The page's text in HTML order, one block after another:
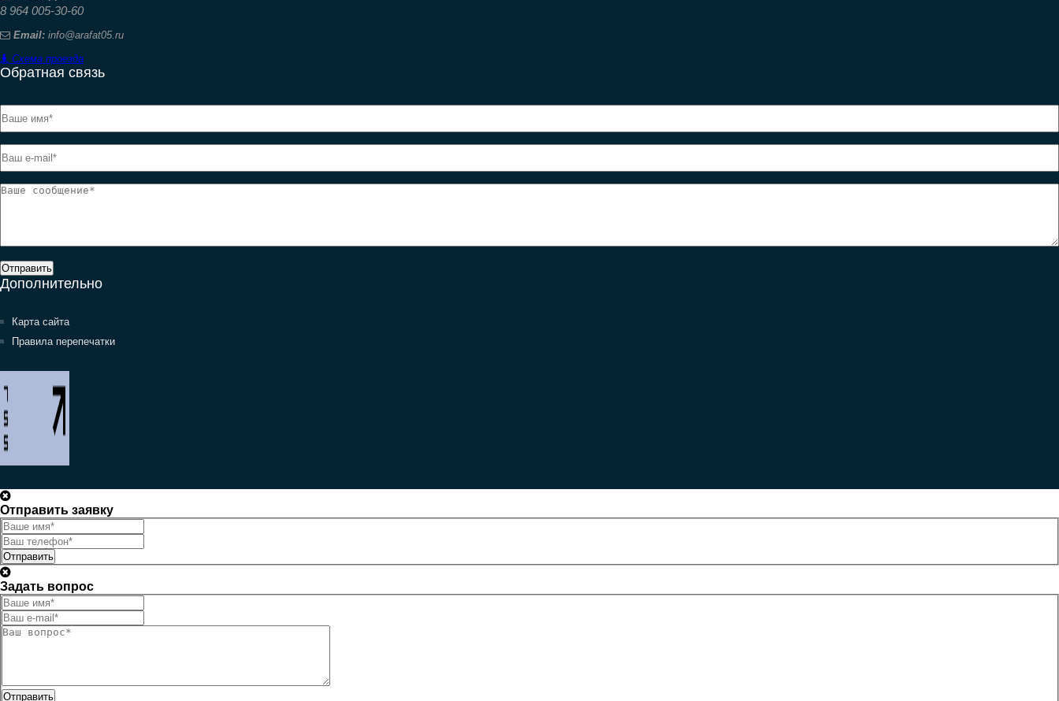
8 964 005-30-60
Email: info@arafat05.ru
Схема проезда
Обратная связь
Отправить
Дополнительно
Карта сайта
Правила перепечатки
Отправить заявку
Отправить
Задать вопрос
Отправить